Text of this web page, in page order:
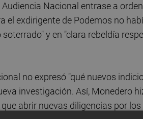
Nacional entrase a
el exdirigente de Podemos no
y en "clara rebeldía
no expresó "qué nuevos
investigación. Así, Monedero
abrir nuevas diligencias por los